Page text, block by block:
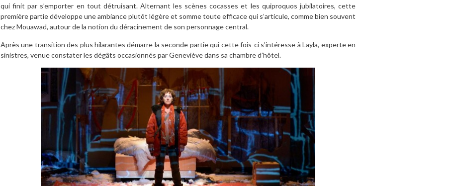
qui finit par s’emporter en tout détruisant. Alternant les scènes cocasses et les quiproquos jubilatoires, cette
première partie développe une ambiance plutôt légère et somme toute efficace qui s’articule, comme bien souvent
chez Mouawad, autour de la notion du déracinement de son personnage central.
Après une transition des plus hilarantes démarre la seconde partie qui cette fois-ci s’intéresse à Layla, experte en
sinistres, venue constater les dégâts occasionnés par Geneviève dans sa chambre d’hôtel.